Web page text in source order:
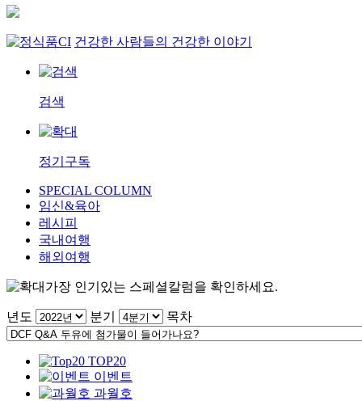
건강한 사람들의 건강한 이야기
검색
정기구독
SPECIAL COLUMN
임신&육아
레시피
국내여행
해외여행
가장 인기있는 스페셜칼럼을 확인하세요.
년도 분기 목차
TOP20
이벤트
과월호